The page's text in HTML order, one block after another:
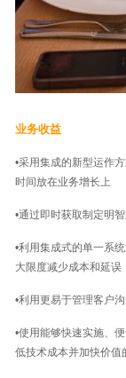
业务收益
•采用集成的新型运作
时间放在业务增长上
•通过即时获取制定明
•利用集成式的单一系
大限度减少成本和延误
•利用更易于管理客户
•使用能够快速实施、
低技术成本并加快价值